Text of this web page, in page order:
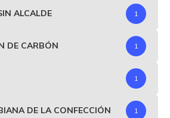
ALCALDE 1
DE CARBÓN 1
1
DE LA CONFECCIÓN 1